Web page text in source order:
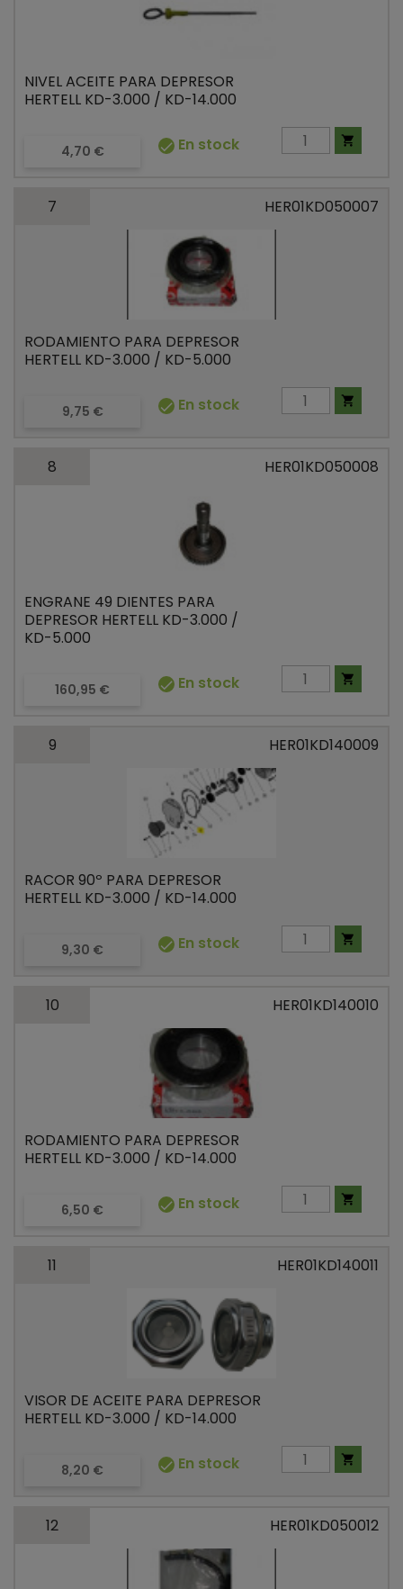
NIVEL ACEITE PARA DEPRESOR
HERTELL KD-3.000 / KD-14.000
Precio
4,70 €  En stock 
7 HER01KD050007
RODAMIENTO PARA DEPRESOR
HERTELL KD-3.000 / KD-5.000
Precio
9,75 €  En stock 
8 HER01KD050008
ENGRANE 49 DIENTES PARA
DEPRESOR HERTELL KD-3.000 /
KD-5.000
Precio
160,95 €  En stock 
9 HER01KD140009
RACOR 90º PARA DEPRESOR
HERTELL KD-3.000 / KD-14.000
Precio
9,30 €  En stock 
10 HER01KD140010
RODAMIENTO PARA DEPRESOR
HERTELL KD-3.000 / KD-14.000
Precio
6,50 €  En stock 
11 HER01KD140011
VISOR DE ACEITE PARA DEPRESOR
HERTELL KD-3.000 / KD-14.000
Precio
8,20 €  En stock 
12 HER01KD050012